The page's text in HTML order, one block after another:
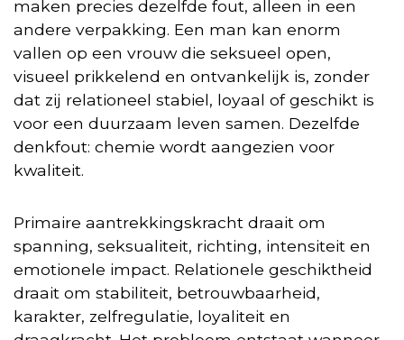
maken precies dezelfde fout, alleen in een
andere verpakking. Een man kan enorm
vallen op een vrouw die seksueel open,
visueel prikkelend en ontvankelijk is, zonder
dat zij relationeel stabiel, loyaal of geschikt is
voor een duurzaam leven samen. Dezelfde
denkfout: chemie wordt aangezien voor
kwaliteit.
Primaire aantrekkingskracht draait om
spanning, seksualiteit, richting, intensiteit en
emotionele impact. Relationele geschiktheid
draait om stabiliteit, betrouwbaarheid,
karakter, zelfregulatie, loyaliteit en